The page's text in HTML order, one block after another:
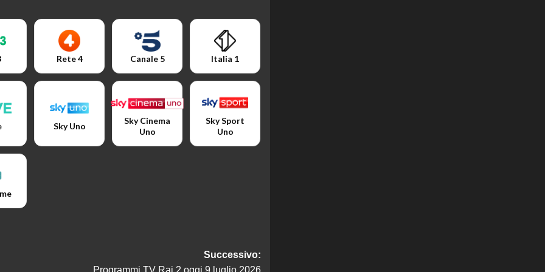
Rete 4 Canale 5 Italia 1
Sky Uno
Sky Cinema
Uno
Sky Sport
Uno
Successivo: